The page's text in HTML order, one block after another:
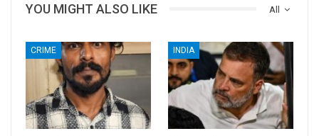
All
YOU MIGHT ALSO LIKE
CRIME INDIA